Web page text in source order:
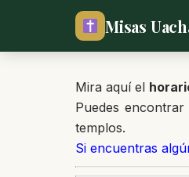
Misas
Mira aquí el
Puedes encontrar
templos.
Si encuentras